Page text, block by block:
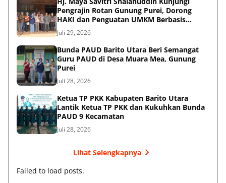
Pengrajin Rotan Gunung Purei, Dorong
HAKI dan Penguatan UMKM Berbasis
Kearifan Lokal
Juli 29, 2026
Bunda PAUD Barito Utara Beri Semangat
Guru PAUD di Desa Muara Mea, Gunung
Purei
Juli 28, 2026
Ketua TP PKK Kabupaten Barito Utara
Lantik Ketua TP PKK dan Kukuhkan Bunda
PAUD 9 Kecamatan
Juli 28, 2026
Lihat Selengkapnya
Failed to load posts.